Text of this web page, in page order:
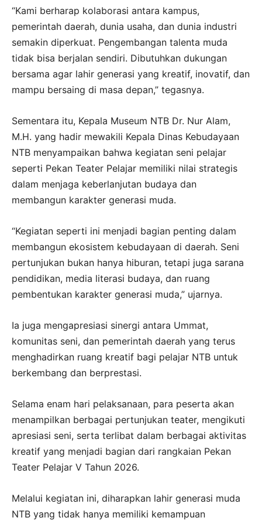
“Kami berharap kolaborasi antara kampus,
pemerintah daerah, dunia usaha, dan dunia industri
semakin diperkuat. Pengembangan talenta muda
tidak bisa berjalan sendiri. Dibutuhkan dukungan
bersama agar lahir generasi yang kreatif, inovatif, dan
mampu bersaing di masa depan,” tegasnya.
Sementara itu, Kepala Museum NTB Dr. Nur Alam,
M.H. yang hadir mewakili Kepala Dinas Kebudayaan
NTB menyampaikan bahwa kegiatan seni pelajar
seperti Pekan Teater Pelajar memiliki nilai strategis
dalam menjaga keberlanjutan budaya dan
membangun karakter generasi muda.
“Kegiatan seperti ini menjadi bagian penting dalam
membangun ekosistem kebudayaan di daerah. Seni
pertunjukan bukan hanya hiburan, tetapi juga sarana
pendidikan, media literasi budaya, dan ruang
pembentukan karakter generasi muda,” ujarnya.
Ia juga mengapresiasi sinergi antara Ummat,
komunitas seni, dan pemerintah daerah yang terus
menghadirkan ruang kreatif bagi pelajar NTB untuk
berkembang dan berprestasi.
Selama enam hari pelaksanaan, para peserta akan
menampilkan berbagai pertunjukan teater, mengikuti
apresiasi seni, serta terlibat dalam berbagai aktivitas
kreatif yang menjadi bagian dari rangkaian Pekan
Teater Pelajar V Tahun 2026.
Melalui kegiatan ini, diharapkan lahir generasi muda
NTB yang tidak hanya memiliki kemampuan